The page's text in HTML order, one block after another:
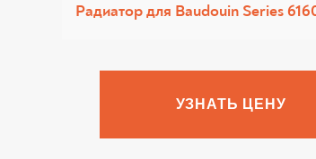
Радиатор для Baudouin Series
УЗНАТЬ ЦЕНУ